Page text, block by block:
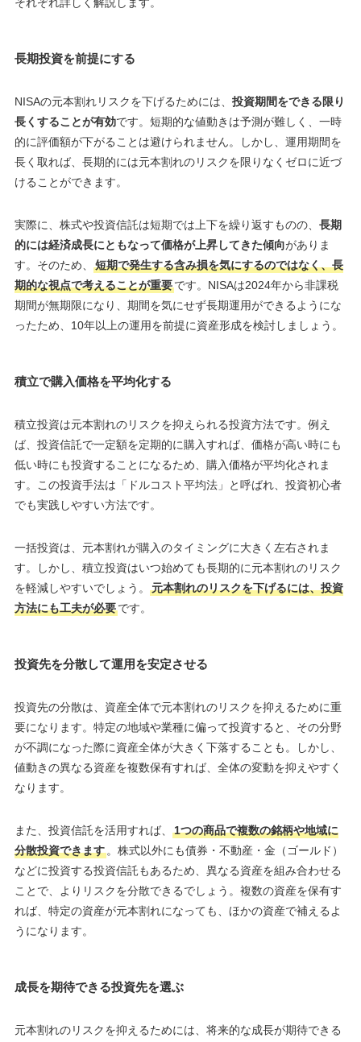
長期投資を前提にする
NISAの元本割れリスクを下げるためには、 投資期間をできる限り
長くすることが有効です。短期的な値動きは予測が難しく、一時
的に評価額が下がることは避けられません。しかし、運用期間を
長く取れば、長期的には元本割れのリスクを限りなくゼロに近づ
けることができます。
実際に、株式や投資信託は短期では上下を繰り返すものの、 長期
的には経済成長にともなって価格が上昇してきた傾向がありま
す。そのため、
短期で発生する含み損を気にするのではなく、長
期的な視点で考えることが重要です。NISAは2024年から非課税
期間が無期限になり、期間を気にせず長期運用ができるようにな
ったため、10年以上の運用を前提に資産形成を検討しましょう。
積立で購入価格を平均化する
積立投資は元本割れのリスクを抑えられる投資方法です。例え
ば、投資信託で一定額を定期的に購入すれば、価格が高い時にも
低い時にも投資することになるため、購入価格が平均化されま
す。この投資手法は「ドルコスト平均法」と呼ばれ、投資初心者
でも実践しやすい方法です。
一括投資は、元本割れが購入のタイミングに大きく左右されま
す。しかし、積立投資はいつ始めても長期的に元本割れのリスク
を軽減しやすいでしょう。
元本割れのリスクを下げるには、投資
方法にも工夫が必要です。
投資先を分散して運用を安定させる
投資先の分散は、資産全体で元本割れのリスクを抑えるために重
要になります。特定の地域や業種に偏って投資すると、その分野
が不調になった際に資産全体が大きく下落することも。しかし、
値動きの異なる資産を複数保有すれば、全体の変動を抑えやすく
なります。
また、投資信託を活用すれば、
1つの商品で複数の銘柄や地域に
分散投資できます。株式以外にも債券・不動産・金（ゴールド）
などに投資する投資信託もあるため、異なる資産を組み合わせる
ことで、よりリスクを分散できるでしょう。複数の資産を保有す
れば、特定の資産が元本割れになっても、ほかの資産で補えるよ
うになります。
成長を期待できる投資先を選ぶ
元本割れのリスクを抑えるためには、将来的な成長が期待できる